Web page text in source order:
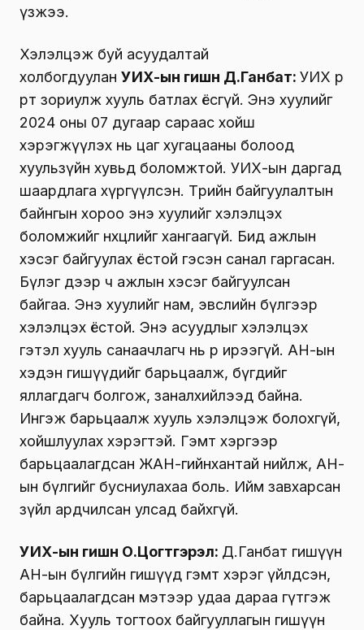
үзжээ.
Хэлэлцэж буй асуудалтай
холбогдуулан УИХ-ын гишүүн Д.Ганбат: УИХ өөрөө
өөртөө зориулж хууль батлах ёсгүй. Энэ хуулийг
2024 оны 07 дугаар сараас хойш
хэрэгжүүлэх нь цаг хугацааны болоод
хуульзүйн хувьд боломжтой. УИХ-ын даргад
шаардлага хүргүүлсэн. Төрийн байгуулалтын
байнгын хороо энэ хуулийг хэлэлцэх
боломжийг нөхцөлийг хангаагүй. Бид ажлын
хэсэг байгуулах ёстой гэсэн санал гаргасан.
Бүлэг дээр ч ажлын хэсэг байгуулсан
байгаа. Энэ хуулийг нам, эвслийн бүлгээр
хэлэлцэх ёстой. Энэ асуудлыг хэлэлцэх
гэтэл хууль санаачлагч нь өөрөө ирээгүй. АН-ын
хэдэн гишүүдийг барьцаалж, бүгдийг
яллагдагч болгож, заналхийлээд байна.
Ингэж барьцаалж хууль хэлэлцэж болохгүй,
хойшлуулах хэрэгтэй. Гэмт хэргээр
барьцаалагдсан ЖАН-гийнхантай нийлж, АН-
ын бүлгийг бусниулахаа боль. Ийм завхарсан
зүйл ардчилсан улсад байхгүй.
УИХ-ын гишүүн О.Цогтгэрэл: Д.Ганбат гишүүн
АН-ын бүлгийн гишүүд гэмт хэрэг үйлдсэн,
барьцаалагдсан мэтээр удаа дараа гүтгэж
байна. Хууль тогтоох байгууллагын гишүүн